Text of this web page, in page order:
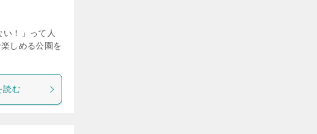
！」って人
しめる公園を
読む